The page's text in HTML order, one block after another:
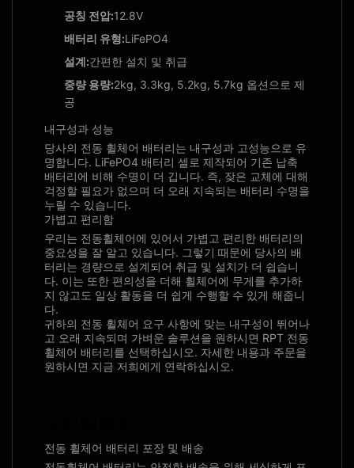
공칭 전압:12.8V
배터리 유형:LiFePO4
설계:간편한 설치 및 취급
중량 용량:2kg, 3.3kg, 5.2kg, 5.7kg 옵션으로 제
공
내구성과 성능
당사의 전동 휠체어 배터리는 내구성과 고성능으로 유
명합니다. LiFePO4 배터리 셀로 제작되어 기존 납축 ​​
배터리에 비해 수명이 더 깁니다. 즉, 잦은 교체에 대해
걱정할 필요가 없으며 더 오래 지속되는 배터리 수명을
누릴 수 있습니다.
가볍고 편리함
우리는 전동휠체어에 있어서 가볍고 편리한 배터리의
중요성을 잘 알고 있습니다. 그렇기 때문에 당사의 배
터리는 경량으로 설계되어 취급 및 설치가 더 쉽습니
다. 이는 또한 편의성을 더해 휠체어에 무게를 추가하
지 않고도 일상 활동을 더 쉽게 수행할 수 있게 해줍니
다.
귀하의 전동 휠체어 요구 사항에 맞는 내구성이 뛰어나
고 오래 지속되며 가벼운 솔루션을 원하시면 RPT 전동
휠체어 배터리를 선택하십시오. 자세한 내용과 주문을
원하시면 지금 저희에게 연락하십시오.
전동 휠체어 배터리 포장 및 배송